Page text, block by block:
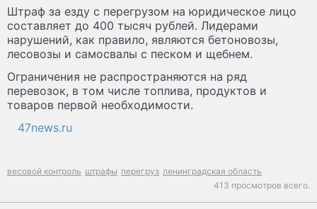
Штраф за езду с перегрузом на юридическое лицо
составляет до 400 тысяч рублей. Лидерами
нарушений, как правило, являются бетоновозы,
лесовозы и самосвалы с песком и щебнем.
Ограничения не распространяются на ряд
перевозок, в том числе топлива, продуктов и
товаров первой необходимости.
47news.ru
весовой контроль штрафы перегруз ленинградская область
413 просмотров всего.